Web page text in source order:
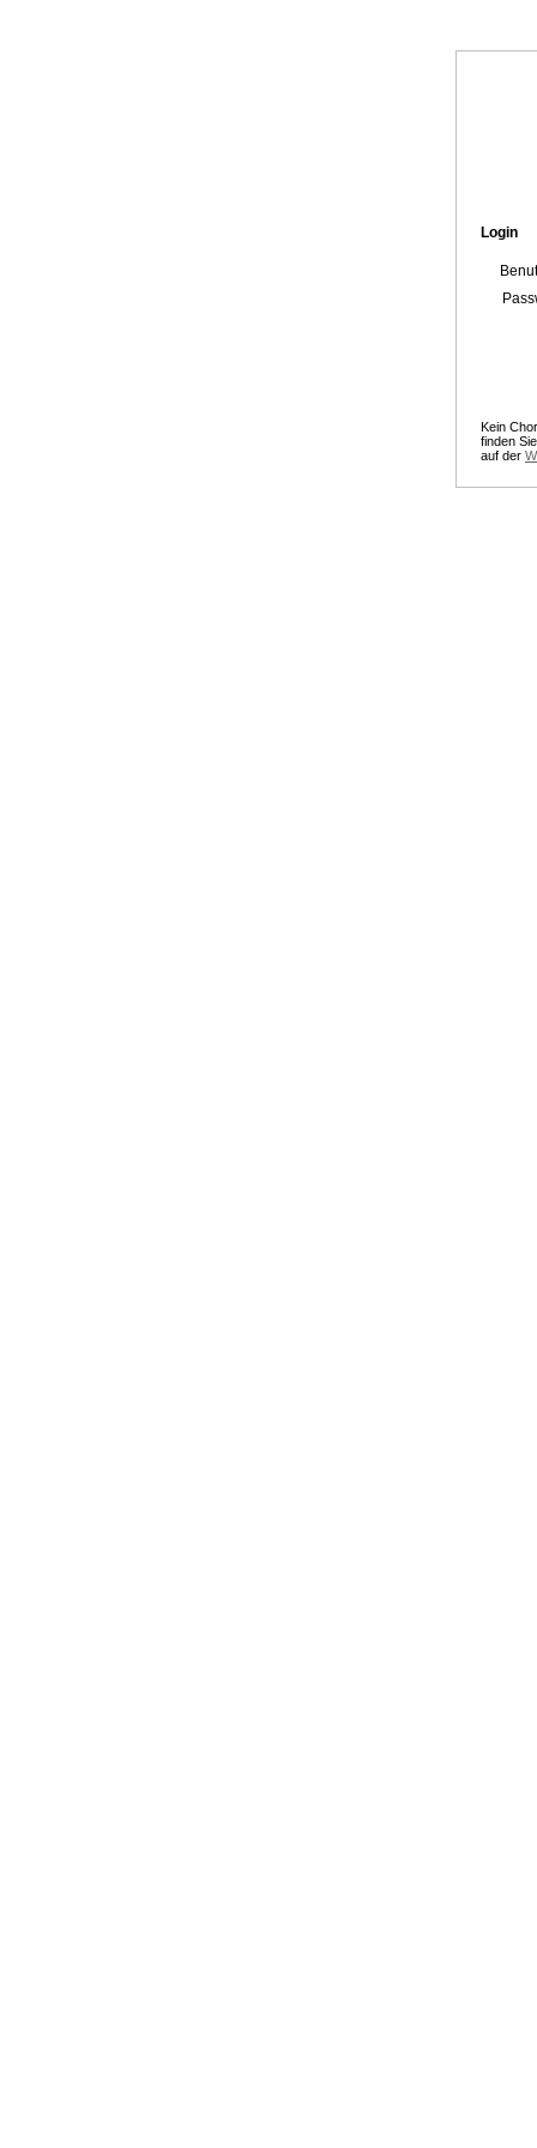
Login
Kein
finden
auf der